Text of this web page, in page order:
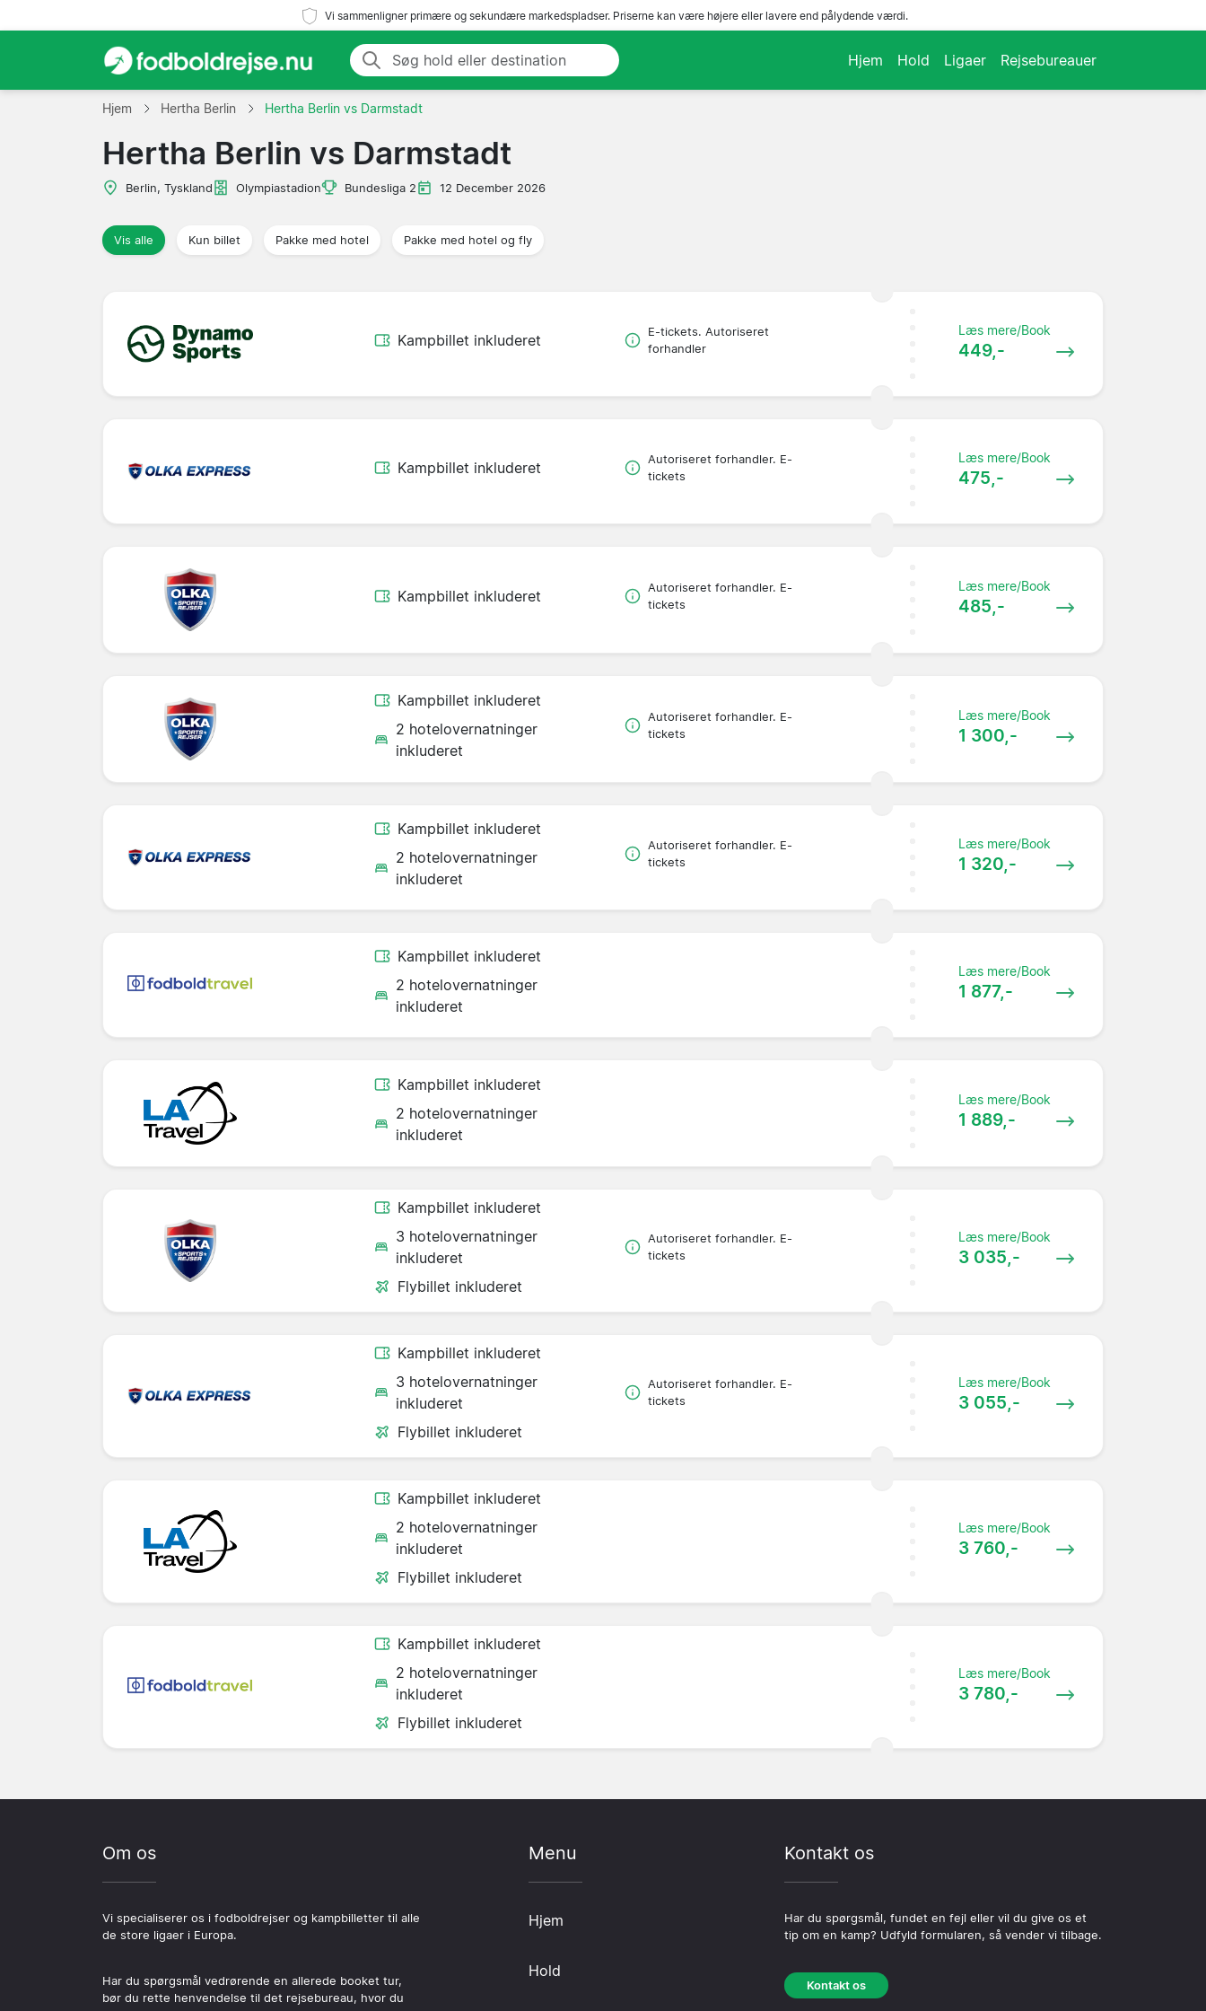
Vi sammenligner primære og sekundære markedspladser. Priserne kan være højere eller lavere end pålydende værdi.
Hjem Hold Ligaer Rejsebureauer
Hjem Hertha Berlin Hertha Berlin vs Darmstadt
Hertha Berlin vs Darmstadt
Berlin, Tyskland Olympiastadion Bundesliga 2 12 December 2026
Vis alle Kun billet Pakke med hotel Pakke med hotel og fly
Kampbillet inkluderet
E-tickets. Autoriseret
forhandler
Læs mere/Book
449,-
Kampbillet inkluderet
Autoriseret forhandler. E-
tickets
Læs mere/Book
475,-
Kampbillet inkluderet
Autoriseret forhandler. E-
tickets
Læs mere/Book
485,-
Kampbillet inkluderet
2 hotelovernatninger
inkluderet
Autoriseret forhandler. E-
tickets
Læs mere/Book
1 300,-
Kampbillet inkluderet
2 hotelovernatninger
inkluderet
Autoriseret forhandler. E-
tickets
Læs mere/Book
1 320,-
Kampbillet inkluderet
2 hotelovernatninger
inkluderet
Læs mere/Book
1 877,-
Kampbillet inkluderet
2 hotelovernatninger
inkluderet
Læs mere/Book
1 889,-
Kampbillet inkluderet
3 hotelovernatninger
inkluderet
Flybillet inkluderet
Autoriseret forhandler. E-
tickets
Læs mere/Book
3 035,-
Kampbillet inkluderet
3 hotelovernatninger
inkluderet
Flybillet inkluderet
Autoriseret forhandler. E-
tickets
Læs mere/Book
3 055,-
Kampbillet inkluderet
2 hotelovernatninger
inkluderet
Flybillet inkluderet
Læs mere/Book
3 760,-
Kampbillet inkluderet
2 hotelovernatninger
inkluderet
Flybillet inkluderet
Læs mere/Book
3 780,-
Om os
Vi specialiserer os i fodboldrejser og kampbilletter til alle
de store ligaer i Europa.
Har du spørgsmål vedrørende en allerede booket tur,
bør du rette henvendelse til det rejsebureau, hvor du
Menu
Hjem
Hold
Kontakt os
Har du spørgsmål, fundet en fejl eller vil du give os et
tip om en kamp? Udfyld formularen, så vender vi tilbage.
Kontakt os